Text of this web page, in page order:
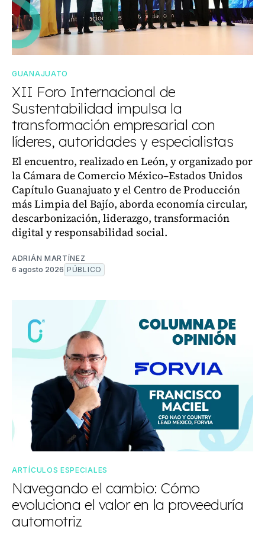
GUANAJUATO
XII Foro Internacional de
Sustentabilidad impulsa la
transformación empresarial con
líderes, autoridades y especialistas
El encuentro, realizado en León, y organizado por
la Cámara de Comercio México–Estados Unidos
Capítulo Guanajuato y el Centro de Producción
más Limpia del Bajío, aborda economía circular,
descarbonización, liderazgo, transformación
digital y responsabilidad social.
ADRIÁN MARTÍNEZ
6 agosto 2026 PÚBLICO
ARTÍCULOS ESPECIALES
Navegando el cambio: Cómo
evoluciona el valor en la proveeduría
automotriz